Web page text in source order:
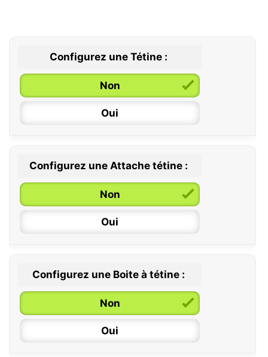
Configurez une Tétine :
Non
Oui
0 / 6 mois
6 / 36 mois
Configurez une Attache tétine :
Non
Oui
Configurez une Boite à tétine :
Non
Oui